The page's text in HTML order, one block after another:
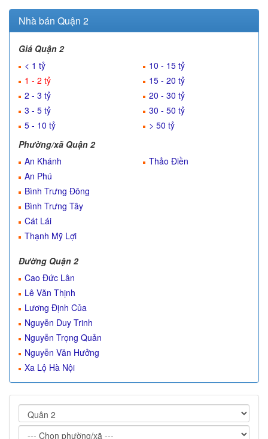
Nhà bán Quận 2
Giá Quận 2
< 1 tỷ
1 - 2 tỷ
2 - 3 tỷ
3 - 5 tỷ
5 - 10 tỷ
10 - 15 tỷ
15 - 20 tỷ
20 - 30 tỷ
30 - 50 tỷ
> 50 tỷ
Phường/xã Quận 2
An Khánh
An Phú
Bình Trưng Đông
Bình Trưng Tây
Cát Lái
Thạnh Mỹ Lợi
Thảo Điền
Đường Quận 2
Cao Đức Lân
Lê Văn Thịnh
Lương Định Của
Nguyễn Duy Trinh
Nguyễn Trọng Quản
Nguyễn Văn Hưởng
Xa Lộ Hà Nội